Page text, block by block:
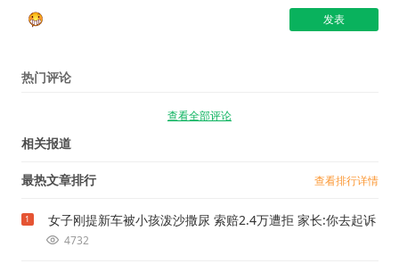
热门评论
查看全部评论
相关报道
最热文章排行 查看排行详情
1 女子刚提新车被小孩泼沙撒尿 索赔2.4万遭拒 家长:你去起诉
4732